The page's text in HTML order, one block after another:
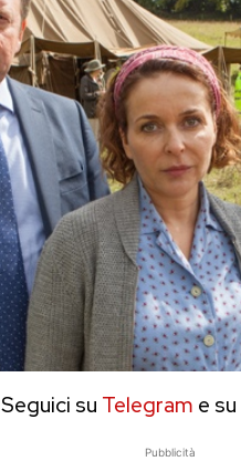
Seguici su Telegram e su
Pubblicità